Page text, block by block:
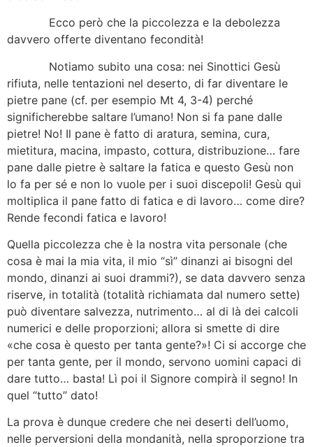
Ecco però che la piccolezza e la debolezza
davvero offerte diventano fecondità!
Notiamo subito una cosa: nei Sinottici Gesù
rifiuta, nelle tentazioni nel deserto, di far diventare le
pietre pane (cf. per esempio Mt 4, 3-4) perché
significherebbe saltare l’umano! Non si fa pane dalle
pietre! No! Il pane è fatto di aratura, semina, cura,
mietitura, macina, impasto, cottura, distribuzione… fare
pane dalle pietre è saltare la fatica e questo Gesù non
lo fa per sé e non lo vuole per i suoi discepoli! Gesù qui
moltiplica il pane fatto di fatica e di lavoro… come dire?
Rende fecondi fatica e lavoro!
Quella piccolezza che è la nostra vita personale (che
cosa è mai la mia vita, il mio “sì” dinanzi ai bisogni del
mondo, dinanzi ai suoi drammi?), se data davvero senza
riserve, in totalità (totalità richiamata dal numero sette)
può diventare salvezza, nutrimento… al di là dei calcoli
numerici e delle proporzioni; allora si smette di dire
«che cosa è questo per tanta gente?»! Ci si accorge che
per tanta gente, per il mondo, servono uomini capaci di
dare tutto… basta! Lì poi il Signore compirà il segno! In
quel “tutto” dato!
La prova è dunque credere che nei deserti dell’uomo,
nelle perversioni della mondanità, nella sproporzione tra